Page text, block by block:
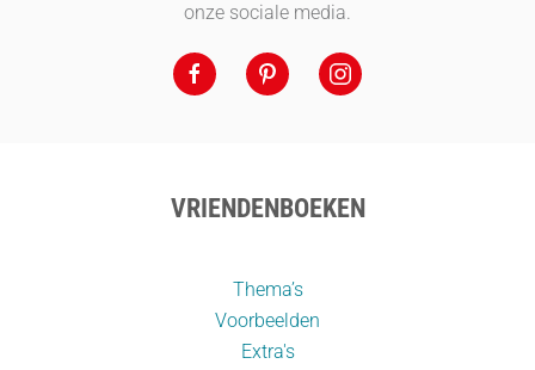
onze sociale media.
VRIENDENBOEKEN
Thema’s
Voorbeelden
Extra's